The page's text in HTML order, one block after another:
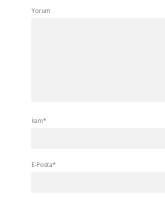
Yorum
İsim*
E-Posta*